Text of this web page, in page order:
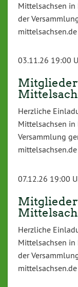
Mittelsachsen in
der
03.11.26 19:00
Herzliche
Mittelsachsen in
Versammlung
07.12.26 19:00
Herzliche
Mittelsachsen in
der